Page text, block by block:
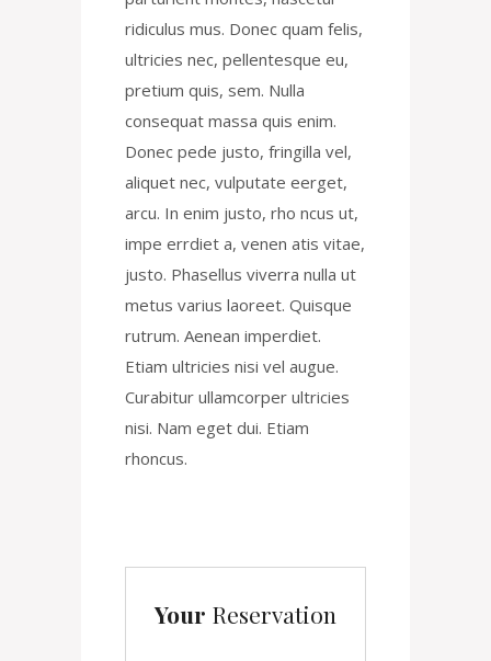
ridiculus mus. Donec quam felis,
ultricies nec, pellentesque eu,
pretium quis, sem. Nulla
consequat massa quis enim.
Donec pede justo, fringilla vel,
aliquet nec, vulputate eerget,
arcu. In enim justo, rho ncus ut,
impe errdiet a, venen atis vitae,
justo. Phasellus viverra nulla ut
metus varius laoreet. Quisque
rutrum. Aenean imperdiet.
Etiam ultricies nisi vel augue.
Curabitur ullamcorper ultricies
nisi. Nam eget dui. Etiam
rhoncus.
Your Reservation